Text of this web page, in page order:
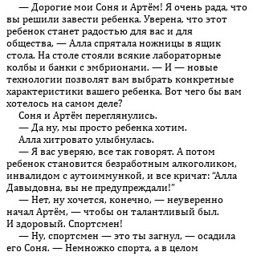
— Дорогие мои Соня и Артём! Я очень рада, что
вы решили завести ребенка. Уверена, что этот
ребенок станет радостью для вас и для
общества, — Алла спрятала ножницы в ящик
стола. На столе стояли всякие лабораторные
колбы и банки с эмбрионами. — И — новые
технологии позволят вам выбрать конкретные
характеристики вашего ребенка. Вот чего бы вам
хотелось на самом деле?
Соня и Артём переглянулись.
— Да ну, мы просто ребенка хотим.
Алла хитровато улыбнулась.
— Я вас уверяю, все так говорят. А потом
ребенок становится безработным алкоголиком,
инвалидом с аутоиммункой, и все кри­чат: “Алла
Давыдовна, вы не предупреждали!”
— Нет, ну хочется, конечно, — неуверенно
начал Артём, — чтобы он талантливый был.
И здоровый. Спортсмен!
— Ну, спортсмен — это ты загнул, — осадила
его Соня. — Немножко спорта, а в целом